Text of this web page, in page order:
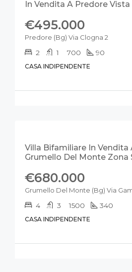
In Vendita A Predore
€495.000
Predore (Bg) Via Clogna 2
2 1 700 90
CASA INDIPENDENTE
Villa Bifamiliare In Vendita
Grumello Del Monte Zona
€680.000
Grumello Del Monte (Bg) Via
4 3 1500 340
CASA INDIPENDENTE